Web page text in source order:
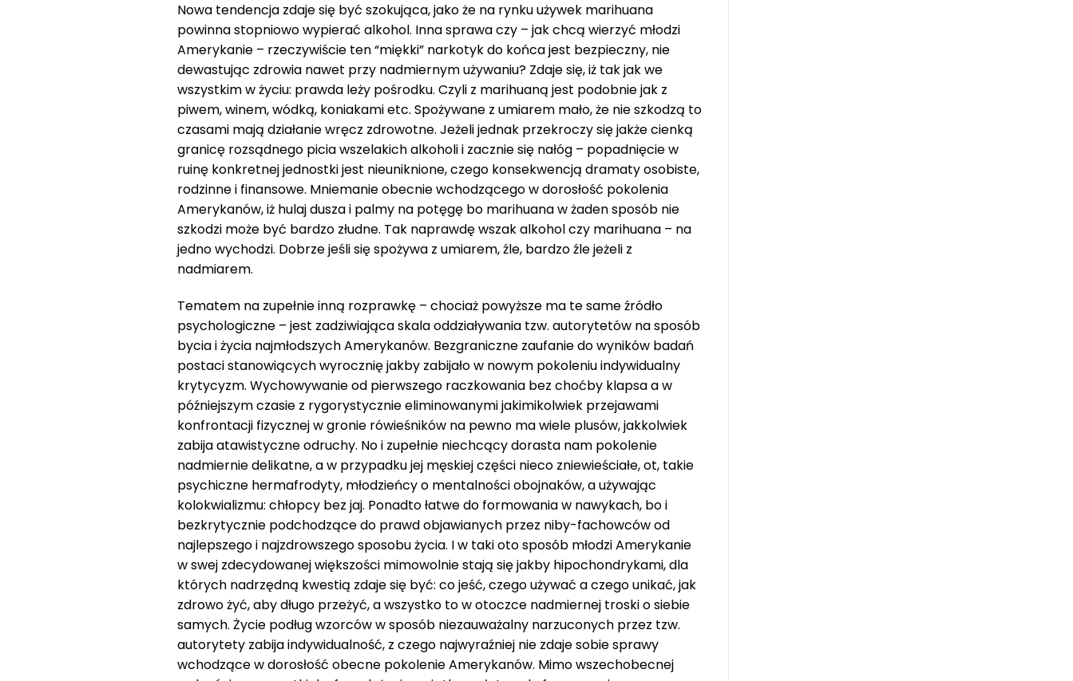
Nowa tendencja zdaje się być szokująca, jako że na rynku używek marihuana
powinna stopniowo wypierać alkohol. Inna sprawa czy – jak chcą wierzyć młodzi
Amerykanie – rzeczywiście ten “miękki” narkotyk do końca jest bezpieczny, nie
dewastując zdrowia nawet przy nadmiernym używaniu? Zdaje się, iż tak jak we
wszystkim w życiu: prawda leży pośrodku. Czyli z marihuaną jest podobnie jak z
piwem, winem, wódką, koniakami etc. Spożywane z umiarem mało, że nie szkodzą to
czasami mają działanie wręcz zdrowotne. Jeżeli jednak przekroczy się jakże cienką
granicę rozsądnego picia wszelakich alkoholi i zacznie się nałóg – popadnięcie w
ruinę konkretnej jednostki jest nieuniknione, czego konsekwencją dramaty osobiste,
rodzinne i finansowe. Mniemanie obecnie wchodzącego w dorosłość pokolenia
Amerykanów, iż hulaj dusza i palmy na potęgę bo marihuana w żaden sposób nie
szkodzi może być bardzo złudne. Tak naprawdę wszak alkohol czy marihuana – na
jedno wychodzi. Dobrze jeśli się spożywa z umiarem, źle, bardzo źle jeżeli z
nadmiarem.
Tematem na zupełnie inną rozprawkę – chociaż powyższe ma te same źródło
psychologiczne – jest zadziwiająca skala oddziaływania tzw. autorytetów na sposób
bycia i życia najmłodszych Amerykanów. Bezgraniczne zaufanie do wyników badań
postaci stanowiących wyrocznię jakby zabijało w nowym pokoleniu indywidualny
krytycyzm. Wychowywanie od pierwszego raczkowania bez choćby klapsa a w
późniejszym czasie z rygorystycznie eliminowanymi jakimikolwiek przejawami
konfrontacji fizycznej w gronie rówieśników na pewno ma wiele plusów, jakkolwiek
zabija atawistyczne odruchy. No i zupełnie niechcący dorasta nam pokolenie
nadmiernie delikatne, a w przypadku jej męskiej części nieco zniewieściałe, ot, takie
psychiczne hermafrodyty, młodzieńcy o mentalności obojnaków, a używając
kolokwializmu: chłopcy bez jaj. Ponadto łatwe do formowania w nawykach, bo i
bezkrytycznie podchodzące do prawd objawianych przez niby-fachowców od
najlepszego i najzdrowszego sposobu życia. I w taki oto sposób młodzi Amerykanie
w swej zdecydowanej większości mimowolnie stają się jakby hipochondrykami, dla
których nadrzędną kwestią zdaje się być: co jeść, czego używać a czego unikać, jak
zdrowo żyć, aby długo przeżyć, a wszystko to w otoczce nadmiernej troski o siebie
samych. Życie podług wzorców w sposób niezauważalny narzuconych przez tzw.
autorytety zabija indywidualność, z czego najwyraźniej nie zdaje sobie sprawy
wchodzące w dorosłość obecne pokolenie Amerykanów. Mimo wszechobecnej